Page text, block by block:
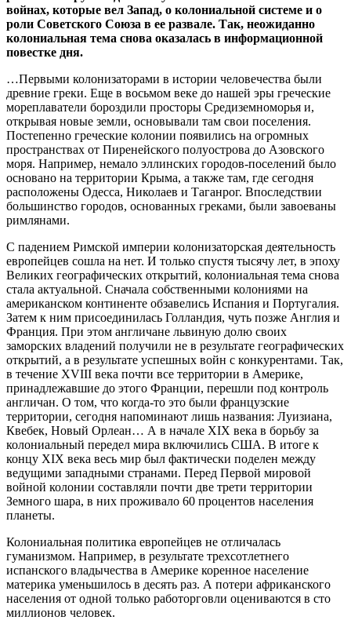
войнах, которые вел Запад, о колониальной системе и о
роли Советского Союза в ее развале. Так, неожиданно
колониальная тема снова оказалась в информационной
повестке дня.
…Первыми колонизаторами в истории человечества были
древние греки. Еще в восьмом веке до нашей эры греческие
мореплаватели бороздили просторы Средиземноморья и,
открывая новые земли, основывали там свои поселения.
Постепенно греческие колонии появились на огромных
пространствах от Пиренейского полуострова до Азовского
моря. Например, немало эллинских городов-поселений было
основано на территории Крыма, а также там, где сегодня
расположены Одесса, Николаев и Таганрог. Впоследствии
большинство городов, основанных греками, были завоеваны
римлянами.
С падением Римской империи колонизаторская деятельность
европейцев сошла на нет. И только спустя тысячу лет, в эпоху
Великих географических открытий, колониальная тема снова
стала актуальной. Сначала собственными колониями на
американском континенте обзавелись Испания и Португалия.
Затем к ним присоединилась Голландия, чуть позже Англия и
Франция. При этом англичане львиную долю своих
заморских владений получили не в результате географических
открытий, а в результате успешных войн с конкурентами. Так,
в течение XVIII века почти все территории в Америке,
принадлежавшие до этого Франции, перешли под контроль
англичан. О том, что когда-то это были французские
территории, сегодня напоминают лишь названия: Луизиана,
Квебек, Новый Орлеан… А в начале XIX века в борьбу за
колониальный передел мира включились США. В итоге к
концу XIX века весь мир был фактически поделен между
ведущими западными странами. Перед Первой мировой
войной колонии составляли почти две трети территории
Земного шара, в них проживало 60 процентов населения
планеты.
Колониальная политика европейцев не отличалась
гуманизмом. Например, в результате трехсотлетнего
испанского владычества в Америке коренное население
материка уменьшилось в десять раз. А потери африканского
населения от одной только работорговли оцениваются в сто
миллионов человек.